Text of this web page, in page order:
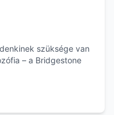
– a Bridgestone